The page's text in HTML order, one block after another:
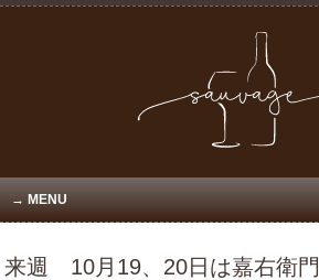
MENU
来週 10月19、20日は嘉右衛